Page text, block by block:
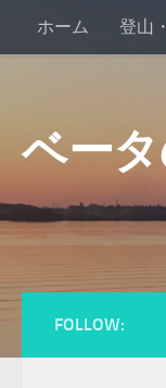
ホーム 登山
ベー
FOLLOW: